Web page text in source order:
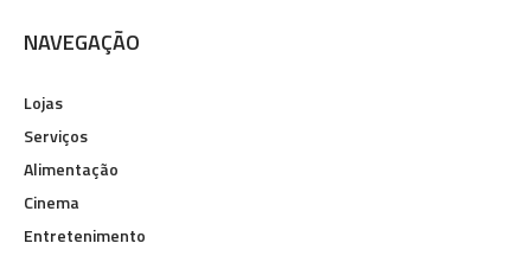
NAVEGAÇÃO
Lojas
Serviços
Alimentação
Cinema
Entretenimento